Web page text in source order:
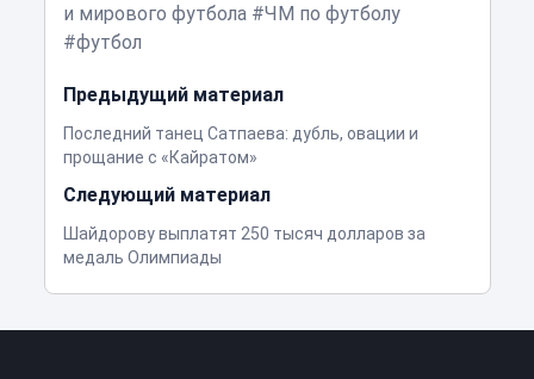
и мирового футбола
ЧМ по футболу
футбол
Предыдущий материал
Последний танец Сатпаева: дубль, овации и
прощание с «Кайратом»
Следующий материал
Шайдорову выплатят 250 тысяч долларов за
медаль Олимпиады